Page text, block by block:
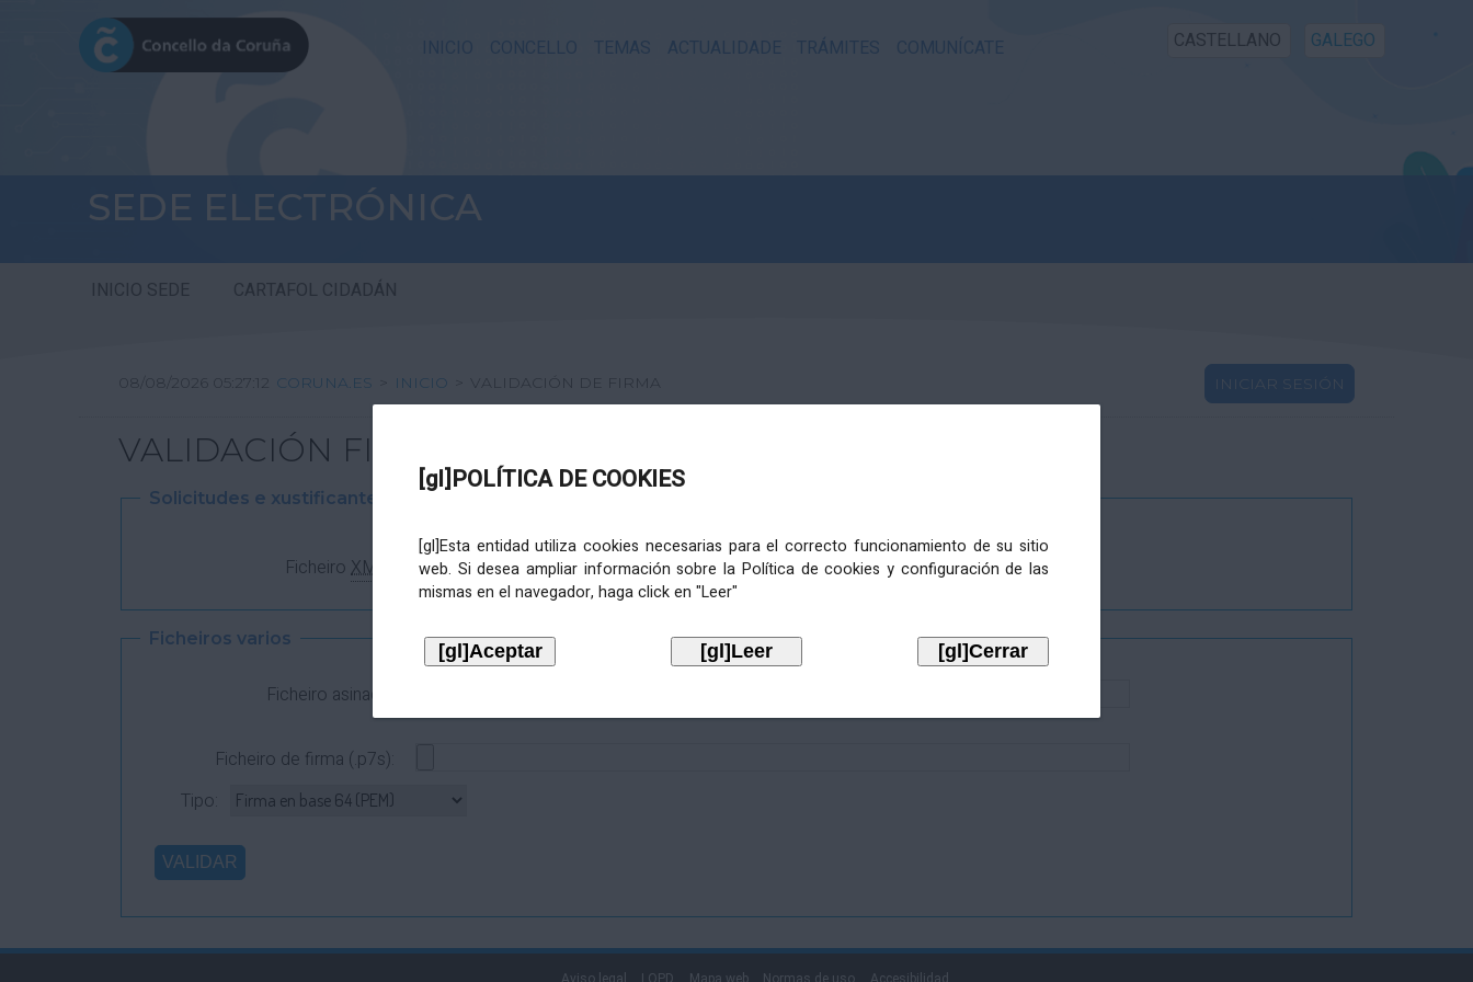
INICIO CONCELLO TEMAS ACTUALIDADE TRÁMITES COMUNÍCATE CASTELLANO GALEGO
SEDE ELECTRÓNICA
INICIO SEDE CARTAFOL CIDADÁN
[gl]POLÍTICA DE COOKIES
[gl]Esta entidad utiliza cookies necesarias para el correcto funcionamiento de su sitio
web. Si desea ampliar información sobre la Política de cookies y configuración de las
mismas en el navegador, haga click en "Leer"
08/08/2026 05:27:12 CORUNA.ES > INICIO > VALIDACIÓN DE FIRMA INICIAR SESIÓN
VALIDACIÓN FIRMA DIXITAL
Solicitudes e xustificantes
FicheiroXML
Ficheiros varios
Ficheiro asinado:
Ficheiro de firma (.p7s):
Tipo:
Aviso legal LOPD Mapa web Normas de uso Accesibilidad